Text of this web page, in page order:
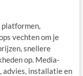
vechten om je
snellere
op. Media-
advies, installatie en